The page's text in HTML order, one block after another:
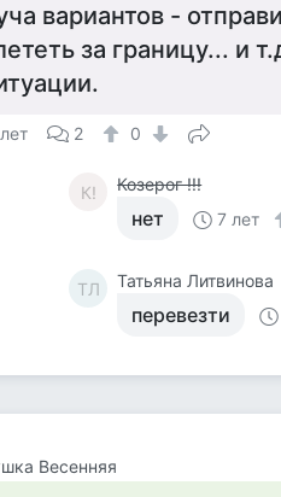
вариантов -
за границу... и
2 0
К! Козерог !!!
нет 7 лет
ТЛ Татьяна Литвинова
перевезти
Весенняя